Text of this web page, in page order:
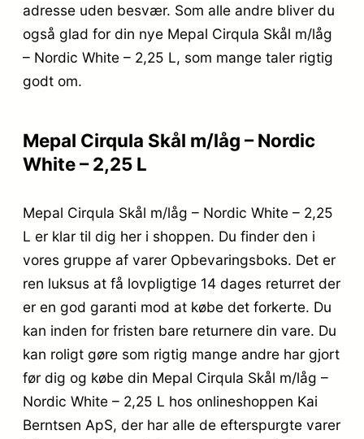
adresse uden besvær. Som alle andre bliver du
også glad for din nye Mepal Cirqula Skål m/låg
– Nordic White – 2,25 L, som mange taler rigtig
godt om.
Mepal Cirqula Skål m/låg – Nordic
White – 2,25 L
Mepal Cirqula Skål m/låg – Nordic White – 2,25
L er klar til dig her i shoppen. Du finder den i
vores gruppe af varer Opbevaringsboks. Det er
ren luksus at få lovpligtige 14 dages returret der
er en god garanti mod at købe det forkerte. Du
kan inden for fristen bare returnere din vare. Du
kan roligt gøre som rigtig mange andre har gjort
før dig og købe din Mepal Cirqula Skål m/låg –
Nordic White – 2,25 L hos onlineshoppen Kai
Berntsen ApS, der har alle de efterspurgte varer